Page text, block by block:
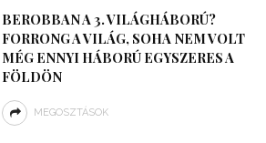
BEROBBAN A 3. VILÁGHÁBORÚ?
FORRONG A VILÁG, SOHA NEM VOLT
MÉG ENNYI HÁBORÚ EGYSZERES A
FÖLDÖN
MEGOSZTÁSOK